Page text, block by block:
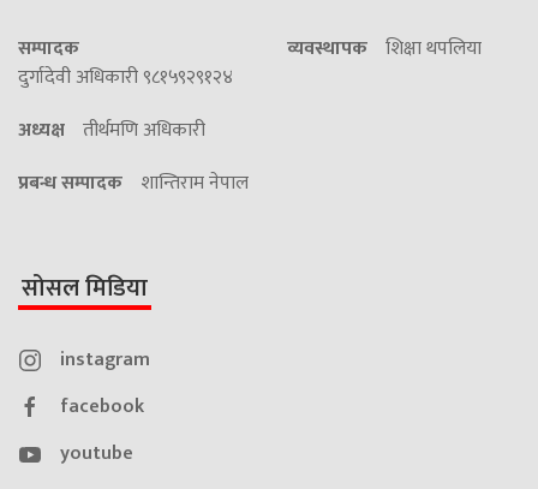
सम्पादक
दुर्गादेवी अधिकारी ९८१५९२९१२४
व्यवस्थापक शिक्षा थपलिया
अध्यक्ष तीर्थमणि अधिकारी
प्रबन्ध सम्पादक शान्तिराम नेपाल
सोसल मिडिया
instagram
facebook
youtube